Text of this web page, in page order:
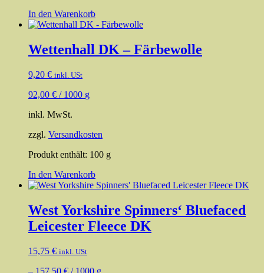
In den Warenkorb
Wettenhall DK – Färbewolle
9,20 € inkl. USt
92,00 € / 1000 g
inkl. MwSt.
zzgl. Versandkosten
Produkt enthält: 100 g
In den Warenkorb
West Yorkshire Spinners‘ Bluefaced
Leicester Fleece DK
15,75 € inkl. USt
– 157,50 € / 1000 g